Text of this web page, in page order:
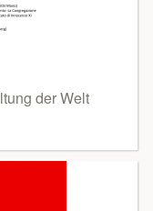
der Welt